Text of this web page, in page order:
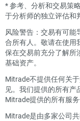
*参考、分析和交易策
于分析师的独立评估和
风险警告：交易有可
合所有人。敬请在使用
保在交易前充分了解所
基础资产。
Mitrade不提供任何关
见。我们提供的所有产
Mitrade提供的所有服
Mitrade是由多家公司